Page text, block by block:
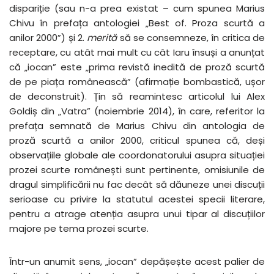
dispariție (sau n-a prea existat – cum spunea Marius
Chivu în prefața antologiei „Best of. Proza scurtă a
anilor 2000”) și 2. merităsă se consemneze, în critica de
receptare, cu atât mai mult cu cât Iaru însuși a anunțat
că „iocan” este „prima revistă inedită de proză scurtă
de pe piața românească” (afirmație bombastică, ușor
de deconstruit). Țin să reamintesc articolul lui Alex
Goldiș din „Vatra” (noiembrie 2014), în care, referitor la
prefața semnată de Marius Chivu din antologia de
proză scurtă a anilor 2000, criticul spunea că, deși
observațiile globale ale coordonatorului asupra situației
prozei scurte românești sunt pertinente, omisiunile de
dragul simplificării nu fac decât să dăuneze unei discuții
serioase cu privire la statutul acestei specii literare,
pentru a atrage atenția asupra unui tipar al discuțiilor
majore pe tema prozei scurte.
Într-un anumit sens, „iocan” depășește acest palier de